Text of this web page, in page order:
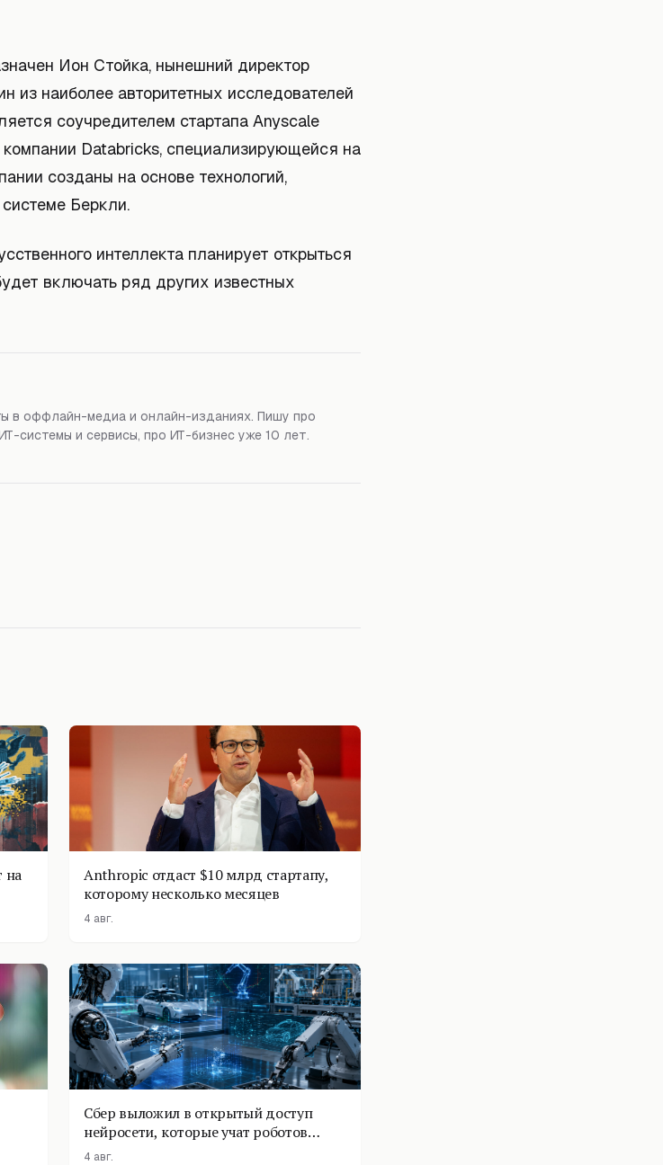
Ион Стойка, нынешний директор
из наиболее авторитетных исследователей
соучредителем стартапа Anyscale
Databricks, специализирующейся на
созданы на основе технологий,
Беркли.
интеллекта планирует открыться
включать ряд других известных
в оффлайн-медиа и онлайн-изданиях. Пишу про
системы и сервисы, про ИТ-бизнес уже 10 лет.
на
Anthropic отдаст $10 млрд стартапу,
которому несколько месяцев
4 авг.
Сбер выложил в открытый доступ
нейросети, которые учат роботов
физике
4 авг.